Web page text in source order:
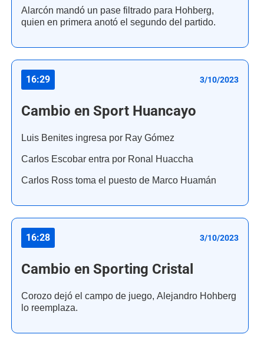
Alarcón mandó un pase filtrado para Hohberg,
quien en primera anotó el segundo del partido.
16:29 3/10/2023
Cambio en Sport Huancayo
Luis Benites ingresa por Ray Gómez
Carlos Escobar entra por Ronal Huaccha
Carlos Ross toma el puesto de Marco Huamán
16:28 3/10/2023
Cambio en Sporting Cristal
Corozo dejó el campo de juego, Alejandro Hohberg
lo reemplaza.